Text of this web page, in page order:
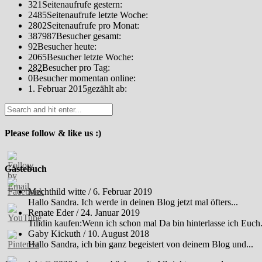
321 Seitenaufrufe gestern:
2485Seitenaufrufe letzte Woche:
2802Seitenaufrufe pro Monat:
387987Besucher gesamt:
92Besucher heute:
2065Besucher letzte Woche:
282Besucher pro Tag:
0Besucher momentan online:
1. Februar 2015gezählt ab:
Please follow & like us :)
Gästebuch
Mechthild witte /6. Februar 2019
Hallo Sandra. Ich werde in deinen Blog jetzt mal öfters...
Renate Eder/ 24. Januar 2019
Tilidin kaufen:Wenn ich schon mal Da bin hinterlasse ich
Gaby Kickuth / 10. August 2018
Hallo Sandra, ich bin ganz begeistert von deinem Blog und...